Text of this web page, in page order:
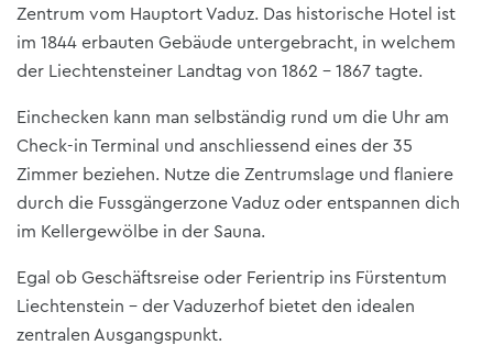
Zentrum vom Hauptort Vaduz. Das historische Hotel ist
im 1844 erbauten Gebäude untergebracht, in welchem
der Liechtensteiner Landtag von 1862 – 1867 tagte.
Einchecken kann man selbständig rund um die Uhr am
Check-in Terminal und anschliessend eines der 35
Zimmer beziehen. Nutze die Zentrumslage und flaniere
durch die Fussgängerzone Vaduz oder entspannen dich
im Kellergewölbe in der Sauna.
Egal ob Geschäftsreise oder Ferientrip ins Fürstentum
Liechtenstein – der Vaduzerhof bietet den idealen
zentralen Ausgangspunkt.